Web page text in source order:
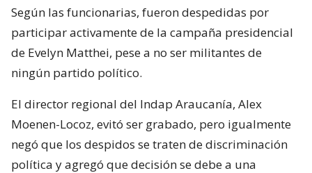
Según las funcionarias, fueron despedidas por
participar activamente de la campaña presidencial
de Evelyn Matthei, pese a no ser militantes de
ningún partido político.
El director regional del Indap Araucanía, Alex
Moenen-Locoz, evitó ser grabado, pero igualmente
negó que los despidos se traten de discriminación
política y agregó que decisión se debe a una